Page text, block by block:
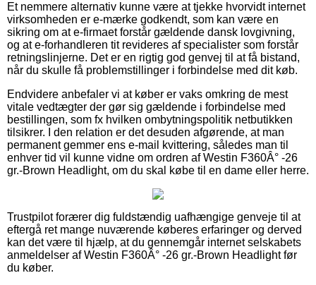
Et nemmere alternativ kunne være at tjekke hvorvidt internet
virksomheden er e-mærke godkendt, som kan være en
sikring om at e-firmaet forstår gældende dansk lovgivning,
og at e-forhandleren tit revideres af specialister som forstår
retningslinjerne. Det er en rigtig god genvej til at få bistand,
når du skulle få problemstillinger i forbindelse med dit køb.
Endvidere anbefaler vi at køber er vaks omkring de mest
vitale vedtægter der gør sig gældende i forbindelse med
bestillingen, som fx hvilken ombytningspolitik netbutikken
tilsikrer. I den relation er det desuden afgørende, at man
permanent gemmer ens e-mail kvittering, således man til
enhver tid vil kunne vidne om ordren af Westin F360Â° -26
gr.-Brown Headlight, om du skal købe til en dame eller herre.
Trustpilot forærer dig fuldstændig uafhængige genveje til at
eftergå ret mange nuværende køberes erfaringer og derved
kan det være til hjælp, at du gennemgår internet selskabets
anmeldelser af Westin F360Â° -26 gr.-Brown Headlight før
du køber.